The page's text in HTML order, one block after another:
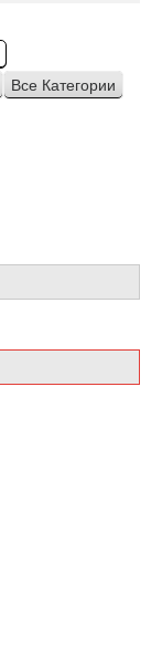
Все Категории